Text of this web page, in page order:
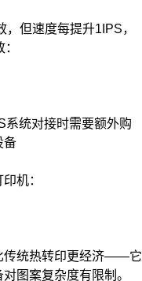
，但速度每提升1IPS，
系统对接时需要额外购
备
印机：
传统热转印更经济——它
图案复杂度有限制。